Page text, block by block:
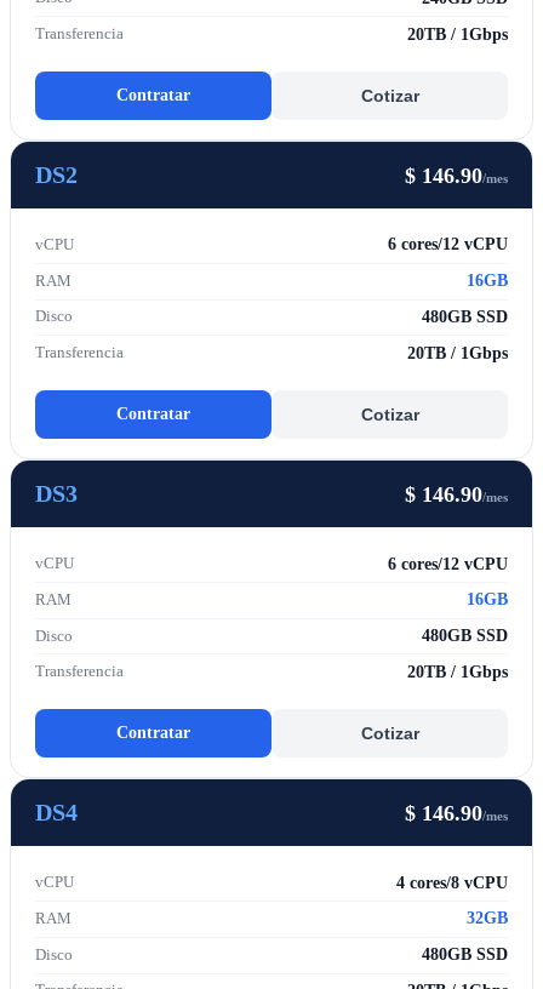
Transferencia 20TB / 1Gbps
Contratar Cotizar
DS2 $ 146.90/mes
vCPU 6 cores/12 vCPU
RAM 16GB
Disco 480GB SSD
Transferencia 20TB / 1Gbps
Contratar Cotizar
DS3 $ 146.90/mes
vCPU 6 cores/12 vCPU
RAM 16GB
Disco 480GB SSD
Transferencia 20TB / 1Gbps
Contratar Cotizar
DS4 $ 146.90/mes
vCPU 4 cores/8 vCPU
RAM 32GB
Disco 480GB SSD